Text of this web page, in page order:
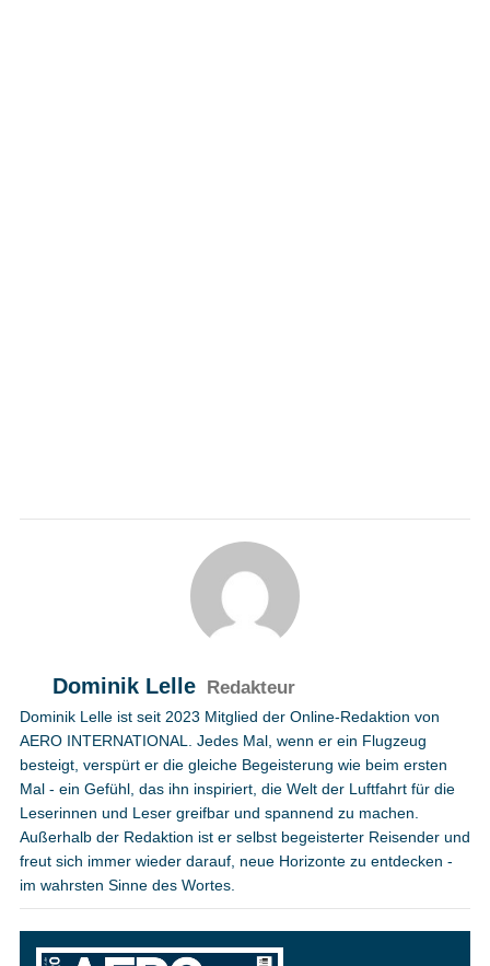
Dominik Lelle Redakteur
Dominik Lelle ist seit 2023 Mitglied der Online-Redaktion von
AERO INTERNATIONAL. Jedes Mal, wenn er ein Flugzeug
besteigt, verspürt er die gleiche Begeisterung wie beim ersten
Mal - ein Gefühl, das ihn inspiriert, die Welt der Luftfahrt für die
Leserinnen und Leser greifbar und spannend zu machen.
Außerhalb der Redaktion ist er selbst begeisterter Reisender und
freut sich immer wieder darauf, neue Horizonte zu entdecken -
im wahrsten Sinne des Wortes.